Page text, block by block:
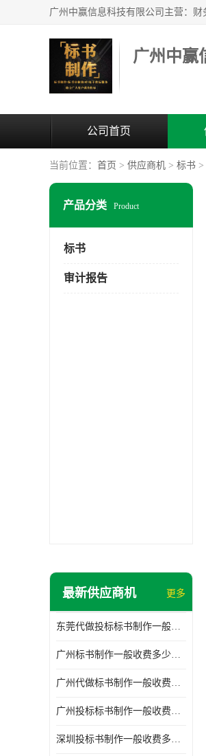
广州中赢
公司首页
当前位置： 首页 > 供应商机 > 标书 >
产品分类 Product
标书
审计报告
最新供应商机 更多
东莞代做投标标书制作一般收费多少钱 服务好
广州标书制作一般收费多少钱 周期快
广州代做标书制作一般收费多少钱 经验丰富
广州投标标书制作一般收费多少钱 一对一服务
深圳投标书制作一般收费多少钱 代写各类工程